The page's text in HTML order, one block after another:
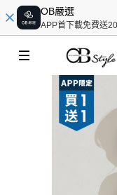
OB嚴選
APP首下載免費送